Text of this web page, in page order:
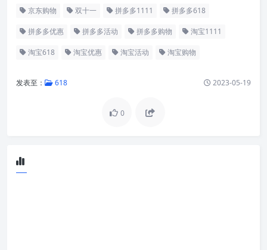
京东购物 双十一 拼多多1111 拼多多618
拼多多优惠 拼多多活动 拼多多购物 淘宝1111
淘宝618 淘宝优惠 淘宝活动 淘宝购物
发表至： 618 2023-05-19
0